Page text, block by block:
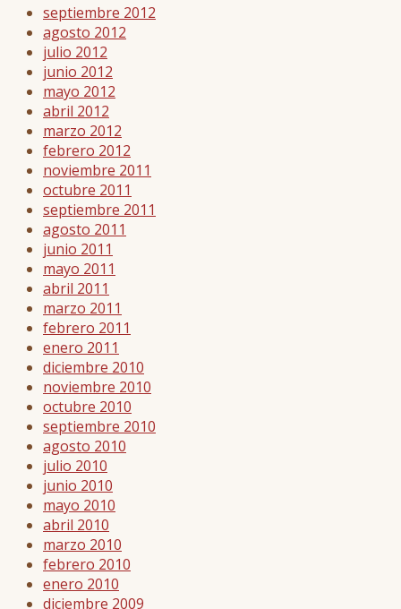
septiembre 2012
agosto 2012
julio 2012
junio 2012
mayo 2012
abril 2012
marzo 2012
febrero 2012
noviembre 2011
octubre 2011
septiembre 2011
agosto 2011
junio 2011
mayo 2011
abril 2011
marzo 2011
febrero 2011
enero 2011
diciembre 2010
noviembre 2010
octubre 2010
septiembre 2010
agosto 2010
julio 2010
junio 2010
mayo 2010
abril 2010
marzo 2010
febrero 2010
enero 2010
diciembre 2009